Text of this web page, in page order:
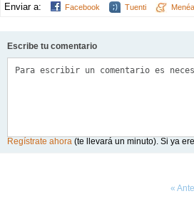
Enviar a: Facebook Tuenti
Escribe tu comentario
Regístrate ahora (te llevará un minuto). Si ya
«